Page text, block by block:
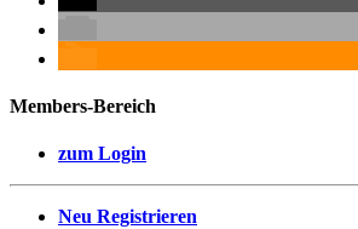
Members-Bereich
zum Login
Neu Registrieren